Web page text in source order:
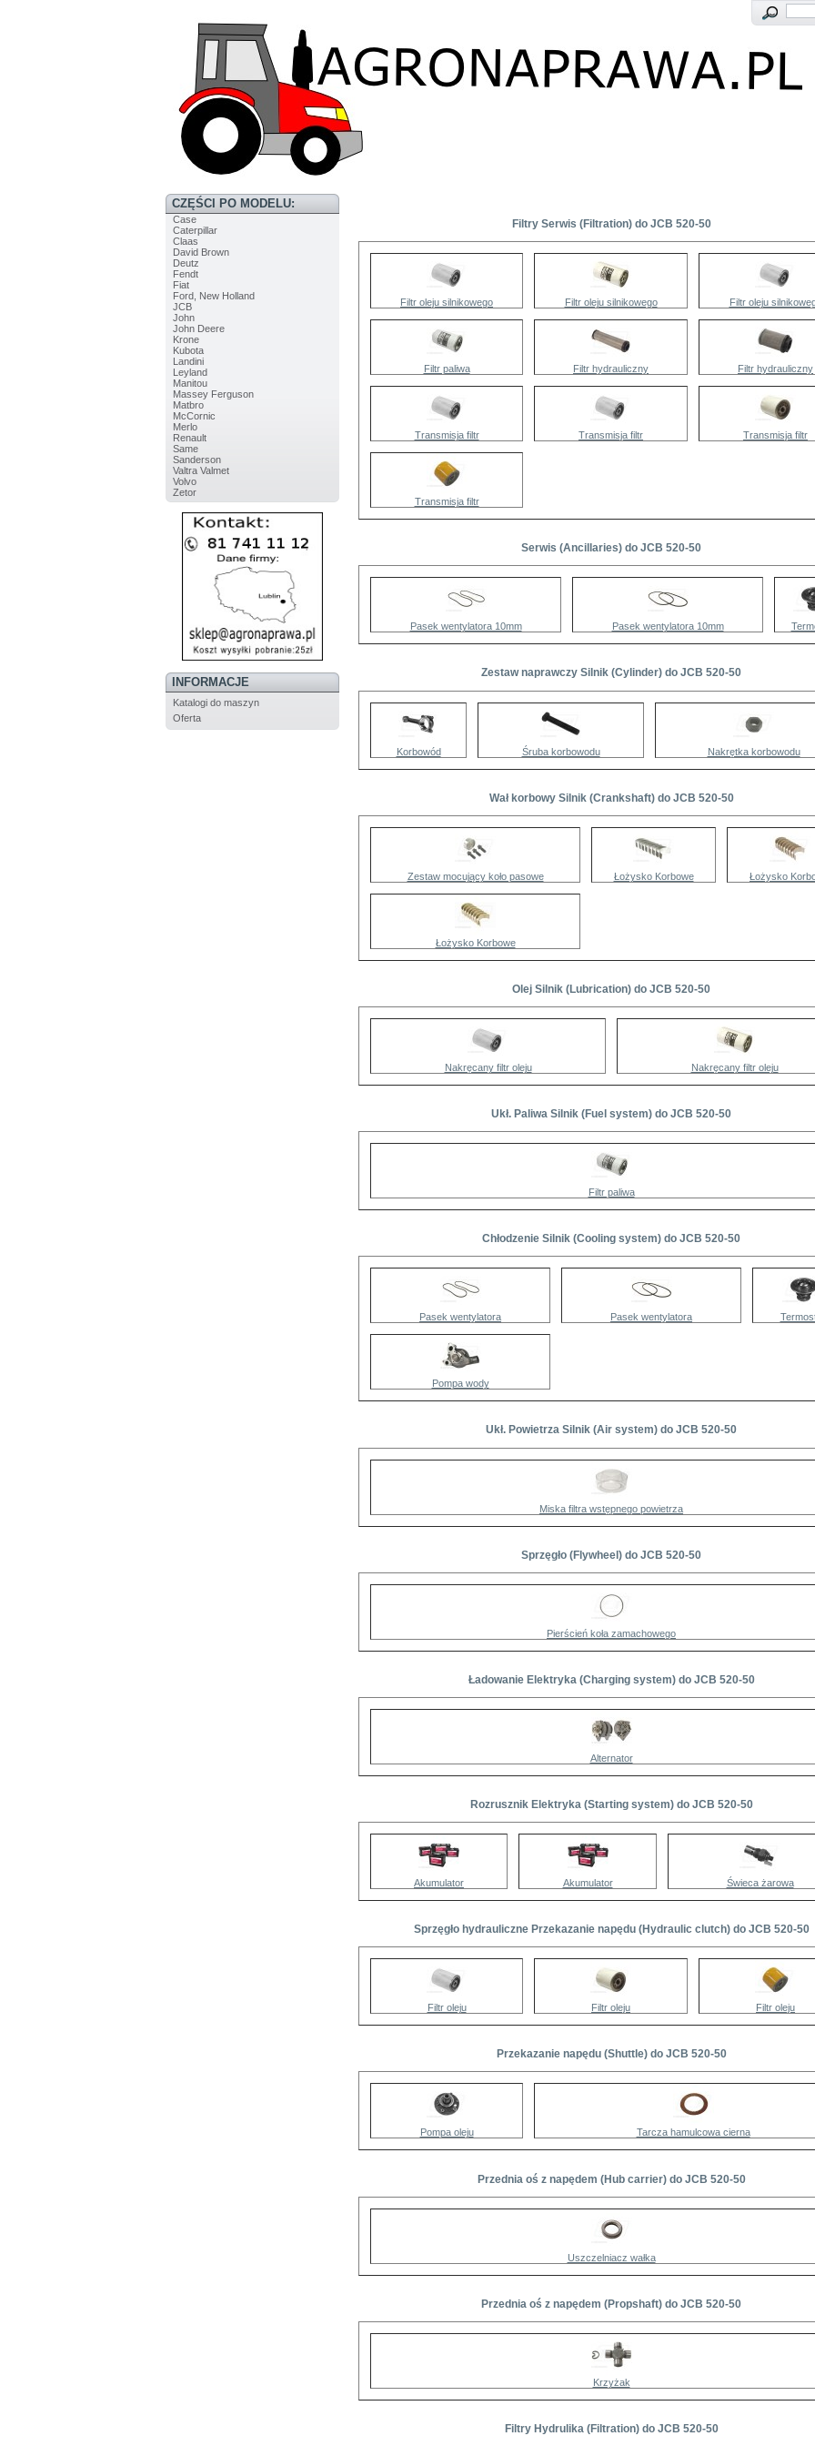
CZĘŚCI PO MODELU:
Case
Caterpillar
Claas
David Brown
Deutz
Fendt
Fiat
Ford, New Holland
JCB
John
John Deere
Krone
Kubota
Landini
Leyland
Manitou
Massey Ferguson
Matbro
McCornic
Merlo
Renault
Same
Sanderson
Valtra Valmet
Volvo
Zetor
INFORMACJE
Katalogi do maszyn
Oferta
Filtry Serwis (Filtration) do JCB 520-50
Filtr oleju silnikowego Filtr oleju silnikowego Filtr oleju
Filtr paliwa Filtr hydrauliczny Filtr hydrauliczny
Transmisja filtr Transmisja filtr Transmisja filtr
Transmisja filtr
Serwis (Ancillaries) do JCB 520-50
Pasek wentylatora 10mm Pasek wentylatora 10mm
Zestaw naprawczy Silnik (Cylinder) do JCB 520-50
Korbowód Śruba korbowodu Nakrętka korbowodu
Wał korbowy Silnik (Crankshaft) do JCB 520-50
Zestaw mocujący koło pasowe Łożysko Korbowe Łożysko
Łożysko Korbowe
Olej Silnik (Lubrication) do JCB 520-50
Nakręcany filtr oleju Nakręcany filtr oleju
Ukł. Paliwa Silnik (Fuel system) do JCB 520-50
Filtr paliwa
Chłodzenie Silnik (Cooling system) do JCB 520-50
Pasek wentylatora Pasek wentylatora
Pompa wody
Ukł. Powietrza Silnik (Air system) do JCB 520-50
Miska filtra wstępnego powietrza
Sprzęgło (Flywheel) do JCB 520-50
Pierścień koła zamachowego
Ładowanie Elektryka (Charging system) do JCB 520-50
Alternator
Rozrusznik Elektryka (Starting system) do JCB 520-50
Akumulator Akumulator Świeca żarowa
Sprzęgło hydrauliczne Przekazanie napędu (Hydraulic clutch) do JCB 520-50
Filtr oleju Filtr oleju Filtr oleju
Przekazanie napędu (Shuttle) do JCB 520-50
Pompa oleju Tarcza hamulcowa cierna
Przednia oś z napędem (Hub carrier) do JCB 520-50
Uszczelniacz wałka
Przednia oś z napędem (Propshaft) do JCB 520-50
Krzyżak
Filtry Hydrulika (Filtration) do JCB 520-50